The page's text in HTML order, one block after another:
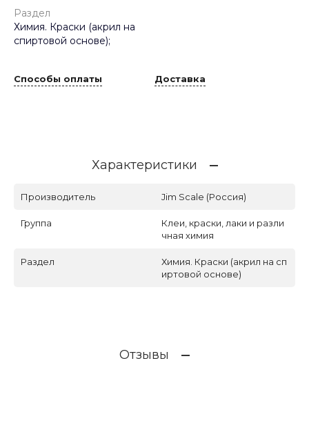
Раздел
Химия. Краски (акрил на
спиртовой основе);
Способы оплаты Доставка
Характеристики
Производитель Jim Scale (Россия)
Группа
Клеи, краски, лаки и разли
чная химия
Раздел
Химия. Краски (акрил на сп
иртовой основе)
Отзывы